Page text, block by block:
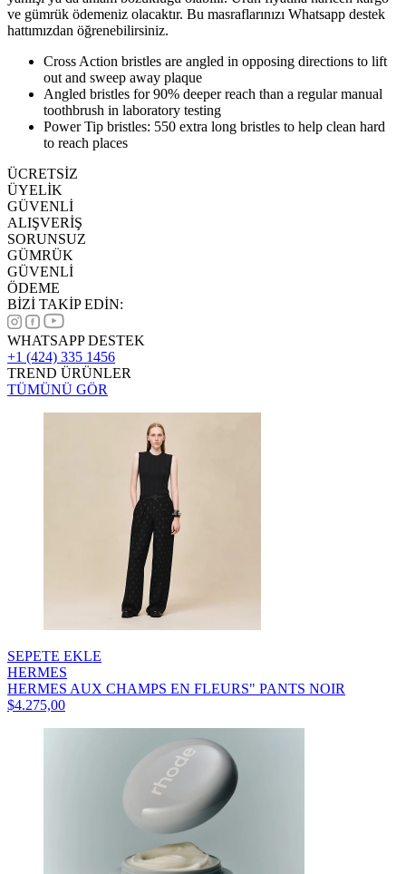
ve gümrük ödemeniz olacaktır. Bu masraflarınızı Whatsapp destek
hattımızdan öğrenebilirsiniz.
Cross Action bristles are angled in opposing directions to lift
out and sweep away plaque
Angled bristles for 90% deeper reach than a regular manual
toothbrush in laboratory testing
Power Tip bristles: 550 extra long bristles to help clean hard
to reach places
ÜCRETSİZ
ÜYELİK
GÜVENLİ
ALIŞVERİŞ
SORUNSUZ
GÜMRÜK
GÜVENLİ
ÖDEME
BİZİ TAKİP EDİN:
WHATSAPP DESTEK
+1 (424) 335 1456
TREND ÜRÜNLER
TÜMÜNÜ GÖR
SEPETE EKLE
HERMES
HERMES AUX CHAMPS EN FLEURS" PANTS NOIR
$4.275,00